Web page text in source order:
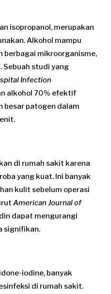
isopropanol, merupakan
Alkohol mampu
berbagai mikroorganisme,
Sebuah studi yang
Infection
alkohol 70% efektif
besar patogen dalam
di rumah sakit karena
yang kuat. Ini banyak
kulit sebelum operasi
American Journal of
dapat mengurangi
signifikan.
iodine, banyak
di rumah sakit.